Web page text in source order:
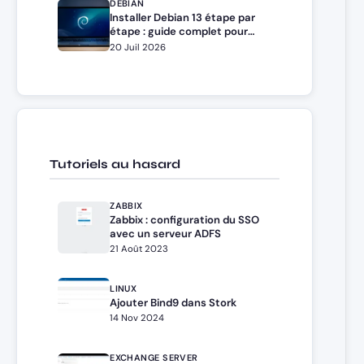
DEBIAN
Installer Debian 13 étape par
étape : guide complet pour
débutants et administrateurs
20 Juil 2026
Tutoriels au hasard
ZABBIX
Zabbix : configuration du SSO
avec un serveur ADFS
21 Août 2023
LINUX
Ajouter Bind9 dans Stork
14 Nov 2024
EXCHANGE SERVER